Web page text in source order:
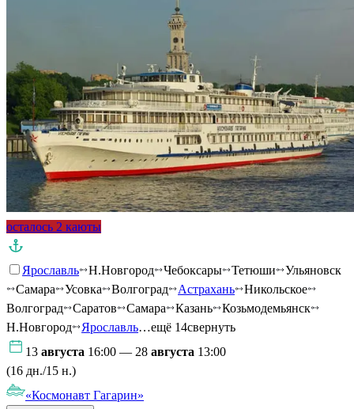
осталось 2 каюты
Ярославль Н.Новгород Чебоксары Тетюши
Ульяновск
Самара
Усовка Волгоград Астрахань
Никольское
Волгоград
Саратов Самара Казань
Козьмодемьянск
Н.Новгород
Ярославль…ещё 14свернуть
13 августа 16:00 — 28 августа 13:00
(16 дн./15 н.)
«Космонавт Гагарин»